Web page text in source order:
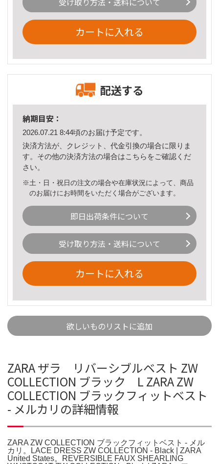
カートに入れる
配送する
納期目安：
2026.07.21 8:44頃のお届け予定です。
決済方法が、クレジット、代金引換の場合に限りま
す。その他の決済方法の場合はこちら をご確認くだ
さい。
※土・日・祝日の注文の場合や在庫状況によって、商品
のお届けにお時間をいただく場合がございます。
即日出荷条件について
受け取り方法・送料について
カートに入れる
欲しいものリストに追加
ZARA ザラ リバーシブルベスト ZW
COLLECTION ブラック L ZARA ZW
COLLECTION ブラックフィットベスト
- メルカリの詳細情報
ZARA ZW COLLECTION ブラックフィットベスト - メル
カリ。LACE DRESS ZW COLLECTION - Black | ZARA
United States。REVERSIBLE FAUX SHEARLING